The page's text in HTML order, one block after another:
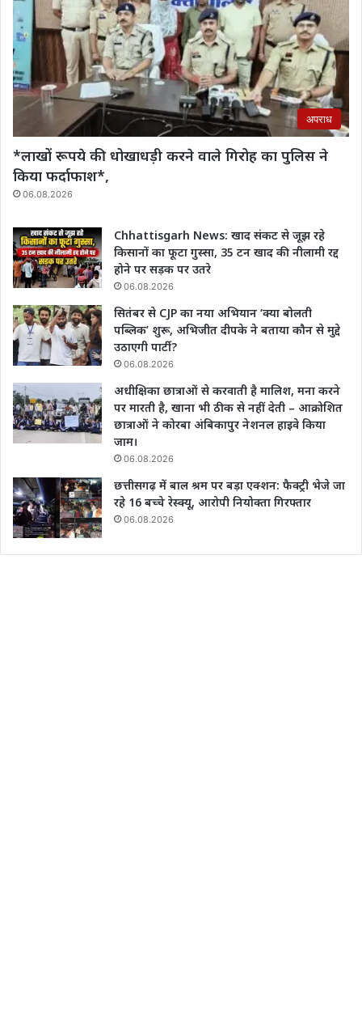
अपराध
*लाखों रूपये की धोखाधड़ी करने वाले गिरोह का पुलिस ने
किया फर्दाफाश*,
06.08.2026
Chhattisgarh News: खाद संकट से जूझ रहे
किसानों का फूटा गुस्सा, 35 टन खाद की नीलामी रद्द
होने पर सड़क पर उतरे
06.08.2026
सितंबर से CJP का नया अभियान ‘क्या बोलती
पब्लिक’ शुरू, अभिजीत दीपके ने बताया कौन से मुद्दे
उठाएगी पार्टी?
06.08.2026
अधीक्षिका छात्राओं से करवाती है मालिश, मना करने
पर मारती है, खाना भी ठीक से नहीं देती – आक्रोशित
छात्राओं ने कोरबा अंबिकापुर नेशनल हाइवे किया
जाम।
06.08.2026
छत्तीसगढ़ में बाल श्रम पर बड़ा एक्शन: फैक्ट्री भेजे जा
रहे 16 बच्चे रेस्क्यू, आरोपी नियोक्ता गिरफ्तार
06.08.2026